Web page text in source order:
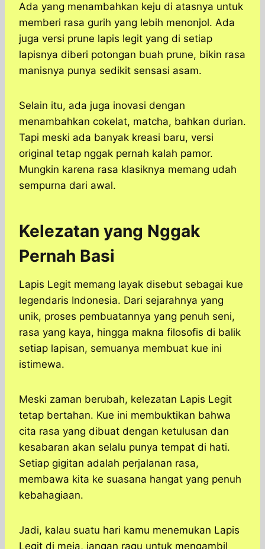
Ada yang menambahkan keju di atasnya untuk
memberi rasa gurih yang lebih menonjol. Ada
juga versi prune lapis legit yang di setiap
lapisnya diberi potongan buah prune, bikin rasa
manisnya punya sedikit sensasi asam.
Selain itu, ada juga inovasi dengan
menambahkan cokelat, matcha, bahkan durian.
Tapi meski ada banyak kreasi baru, versi
original tetap nggak pernah kalah pamor.
Mungkin karena rasa klasiknya memang udah
sempurna dari awal.
Kelezatan yang Nggak
Pernah Basi
Lapis Legit memang layak disebut sebagai kue
legendaris Indonesia. Dari sejarahnya yang
unik, proses pembuatannya yang penuh seni,
rasa yang kaya, hingga makna filosofis di balik
setiap lapisan, semuanya membuat kue ini
istimewa.
Meski zaman berubah, kelezatan Lapis Legit
tetap bertahan. Kue ini membuktikan bahwa
cita rasa yang dibuat dengan ketulusan dan
kesabaran akan selalu punya tempat di hati.
Setiap gigitan adalah perjalanan rasa,
membawa kita ke suasana hangat yang penuh
kebahagiaan.
Jadi, kalau suatu hari kamu menemukan Lapis
Legit di meja, jangan ragu untuk mengambil